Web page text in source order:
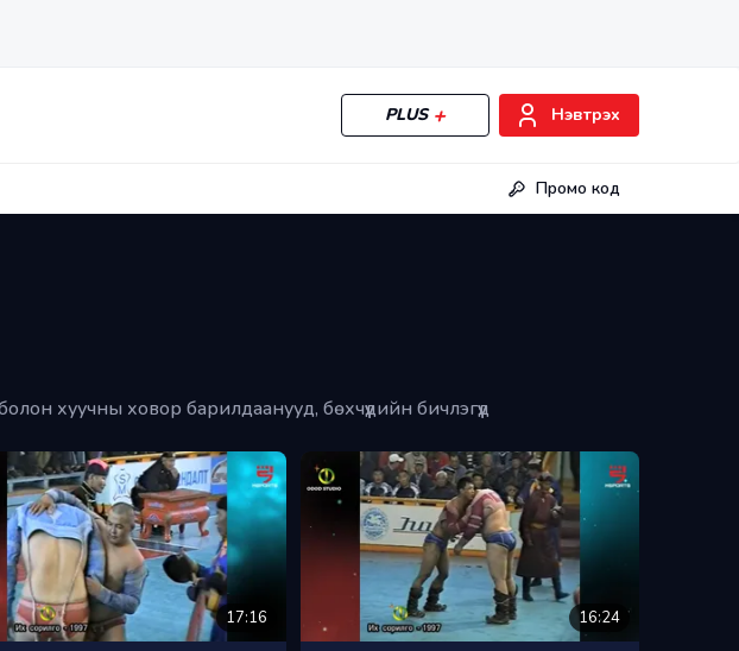
PLUS Нэвтрэх
Промо код
хуучны ховор барилдаанууд, бөхчүүдийн бичлэгүүд
17:16 16:24